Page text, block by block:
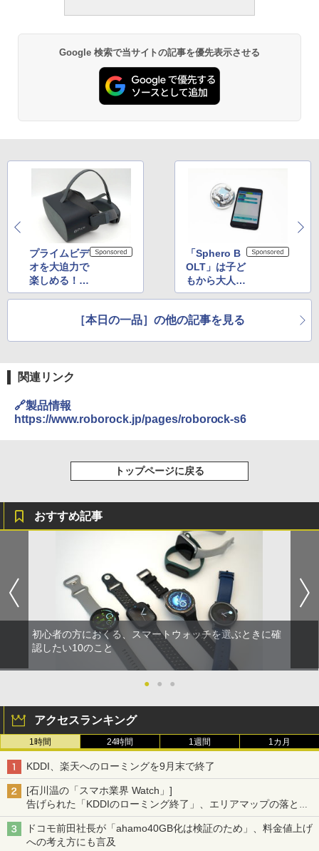
Google 検索で当サイトの記事を優先表示させる
プライムビデ
オを大迫力で
楽しめる！
4Kパネルの
K」は高精細
「Sphero B
OLT」は子ど
もから大人ま
で遊べるプロ
ボットだ
［本日の一品］の他の記事を見る
関連リンク
🔗製品情報
https://www.roborock.jp/pages/roborock-s6
トップページに戻る
おすすめ記事
初心者の方におくる、スマートウォッチを選ぶときに確
認したい10のこと
● ● ●
アクセスランキング
1時間 24時間 1週間 1カ月
KDDI、楽天へのローミングを9月末で終了
[石川温の「スマホ業界 Watch」]
告げられた「KDDIのローミング終了」、エリアマップの落とし
穴と楽天モバイルの課題
ドコモ前田社長が「ahamo40GB化は検証のため」、料金値上げ
への考え方にも言及